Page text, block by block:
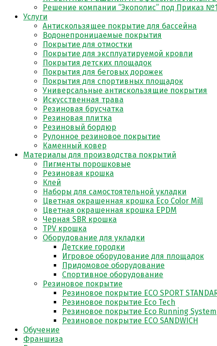
Решение компании “Экополис” под Приказ
Услуги
Антискользящее покрытие для бассейна
Водонепроницаемые покрытия
Покрытие для отмостки
Покрытие для эксплуатируемой кровли
Покрытия детских площадок
Покрытия для беговых дорожек
Покрытия для спортивных площадок
Универсальные антискользящие покрытия
Искусственная трава
Резиновая брусчатка
Резиновая плитка
Резиновый бордюр
Рулонное резиновое покрытие
Каменный ковер
Материалы для производства покрытий
Пигменты порошковые
Резиновая крошка
Клей
Наборы для самостоятельной укладки
Цветная окрашенная крошка Eco Color Mill
Цветная окрашенная крошка EPDM
Черная SBR крошка
TPV крошка
Оборудование для укладки
Детские городки
Игровое оборудование для площадок
Придомовое оборудование
Спортивное оборудование
Резиновое покрытие
Резиновое покрытие ECO SPORT
Резиновое покрытие Eco Tech
Резиновое покрытие Eco Running System
Резиновое покрытие ECO SANDWICH
Обучение
Франшиза